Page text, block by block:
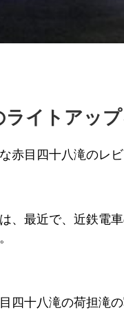
ライトアッ
赤目四十八滝のレビ
、最近で、近鉄電
四十八滝の荷担滝